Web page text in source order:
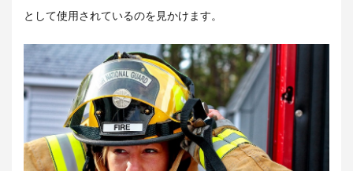
として使用されているのを見かけます。